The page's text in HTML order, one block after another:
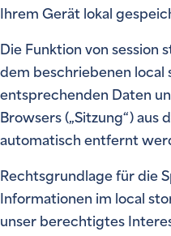
Ihrem Gerät lokal
Die Funktion von session
dem beschriebenen local
entsprechenden Daten
Browsers („Sitzung“) aus
automatisch entfernt
Rechtsgrundlage für die
Informationen im local
unser berechtigtes